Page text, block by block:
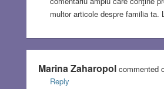
multor articole despre familia ta.
Marina Zaharopolcommented
Reply